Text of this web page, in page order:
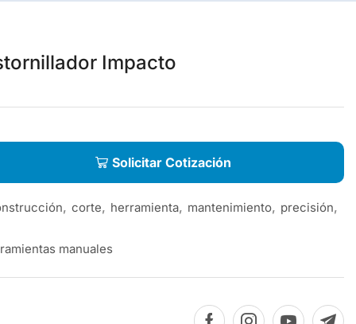
Impacto
Solicitar Cotización
, corte, herramienta, mantenimiento, precisión,
manuales